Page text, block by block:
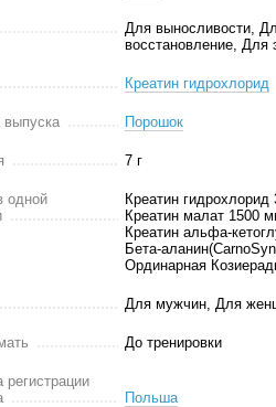
Для выносливости,
восстановление, Для
Креатин гидрохлорид
Порошок
7 г
одной
Креатин гидрохлорид
Креатин малат 1500
Креатин альфа-
Бета-
Ординарная
Для мужчин, Для
До тренировки
регистрации
Польша